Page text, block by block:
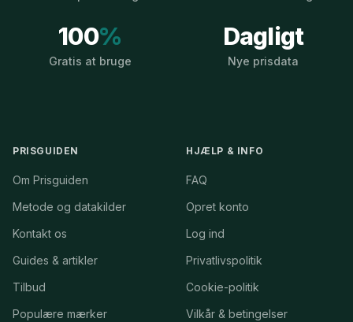
100%
Gratis at bruge
Dagligt
Nye prisdata
PRISGUIDEN
Om Prisguiden
Metode og datakilder
Kontakt os
Guides & artikler
Tilbud
Populære mærker
HJÆLP & INFO
FAQ
Opret konto
Log ind
Privatlivspolitik
Cookie-politik
Vilkår & betingelser